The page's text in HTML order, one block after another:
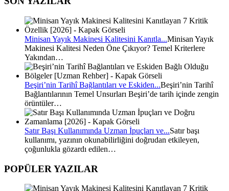
Minisan Yayık Makinesi Kalitesini Kanıtla...Minisan Yayık
Makinesi Kalitesi Neden Öne Çıkıyor? Temel Kriterlere
Yakından…
Beşiri’nin Tarihî Bağlantıları ve Eskiden...Beşiri’nin Tarihî
Bağlantılarının Temel Unsurları Beşiri’de tarih içinde zengin
örüntüler…
Satır Başı Kullanımında Uzman İpuçları ve...Satır başı
kullanımı, yazının okunabilirliğini doğrudan etkileyen,
çoğunlukla gözardı edilen…
POPÜLER YAZILAR